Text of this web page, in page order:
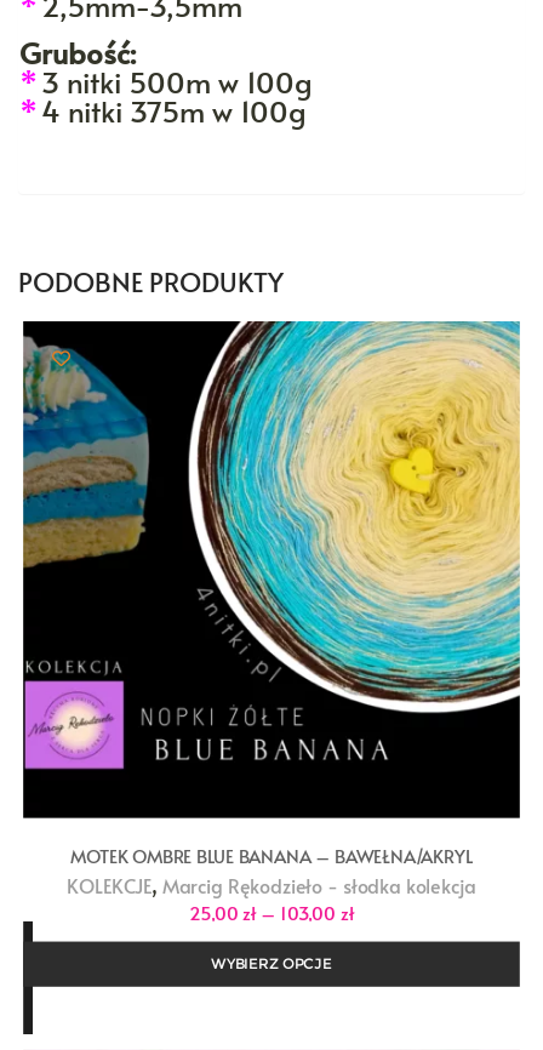
Grubość:
*3 nitki 500m w 100g
*4 nitki 375m w 100g
PODOBNE PRODUKTY
MOTEK OMBRE BLUE BANANA – BAWEŁNA/AKRYL
KOLEKCJE, Marcig Rękodzieło - słodka kolekcja
25,00zł – 103,00 złZakres
od
do
WYBIERZ OPCJE